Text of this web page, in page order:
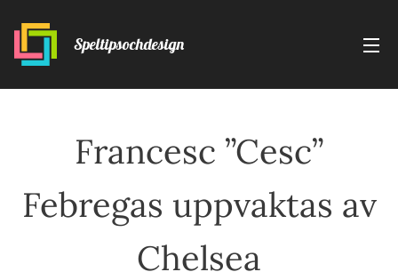
Speltipsochdesign
Francesc ”Cesc”
Febregas uppvaktas av
Chelsea